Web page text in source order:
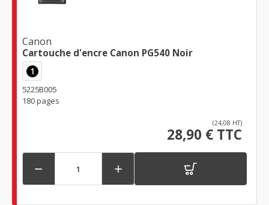
Canon
Cartouche d'encre Canon PG540 Noir
1
5225B005
180 pages
(24,08 HT)
28,90 € TTC
 